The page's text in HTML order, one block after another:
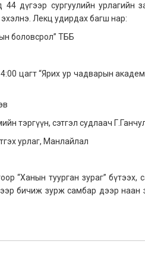
дүгээр сургуулийн урлагийн
Лекц удирдах багш нар:
боловсрол” ТББ
цагт “Ярих ур чадварын
тэргүүн, сэтгэл судлаач
урлаг, Манлайлал
“Ханын туурган зураг”
бичиж зурж самбар дээр наан